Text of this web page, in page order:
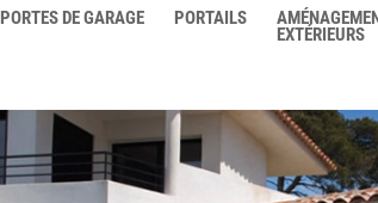
PORTES DE GARAGE PORTAILS
EXTÉRIEURS